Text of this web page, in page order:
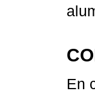
En